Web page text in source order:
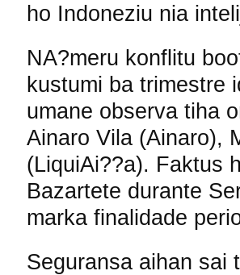
ho Indoneziu nia
NA?meru konflitu
kustumi ba trimestre
umane observa tiha
Ainaro Vila (Ainaro),
(LiquiAi??a). Faktus
Bazartete durante
marka finalidade
Seguransa aihan sai